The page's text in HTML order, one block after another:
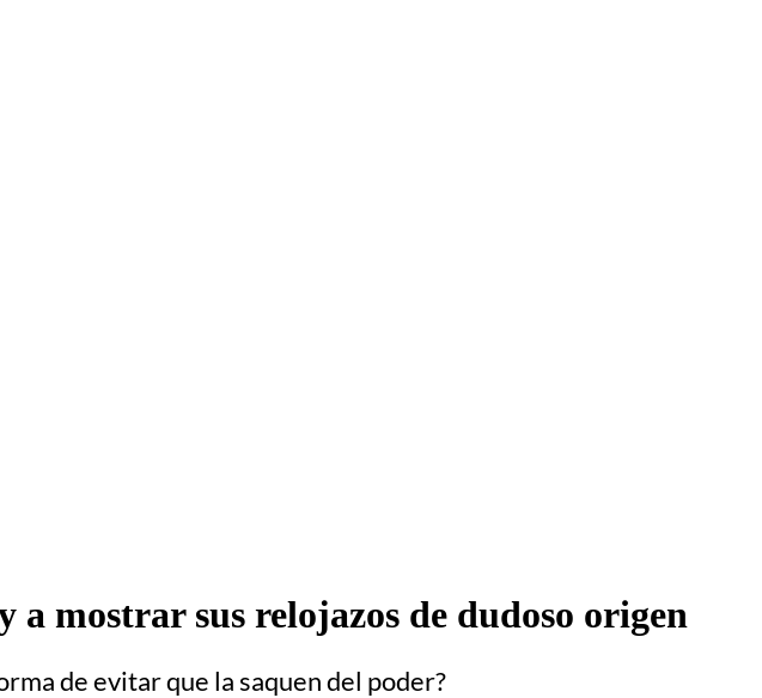
mostrar sus relojazos de dudoso origen
de evitar que la saquen del poder?